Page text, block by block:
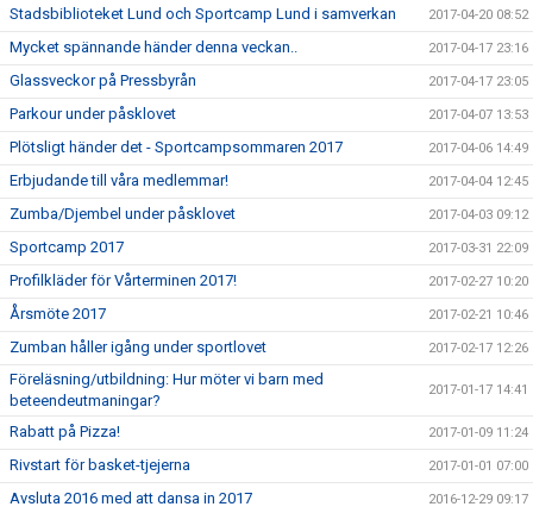
Stadsbiblioteket Lund och Sportcamp Lund i samverkan 2017-04-20 08:52
Mycket spännande händer denna veckan.. 2017-04-17 23:16
Glassveckor på Pressbyrån 2017-04-17 23:05
Parkour under påsklovet 2017-04-07 13:53
Plötsligt händer det - Sportcampsommaren 2017 2017-04-06 14:49
Erbjudande till våra medlemmar! 2017-04-04 12:45
Zumba/Djembel under påsklovet 2017-04-03 09:12
Sportcamp 2017 2017-03-31 22:09
Profilkläder för Vårterminen 2017! 2017-02-27 10:20
Årsmöte 2017 2017-02-21 10:46
Zumban håller igång under sportlovet 2017-02-17 12:26
Föreläsning/utbildning: Hur möter vi barn med
beteendeutmaningar?
2017-01-17 14:41
Rabatt på Pizza! 2017-01-09 11:24
Rivstart för basket-tjejerna 2017-01-01 07:00
Avsluta 2016 med att dansa in 2017 2016-12-29 09:17